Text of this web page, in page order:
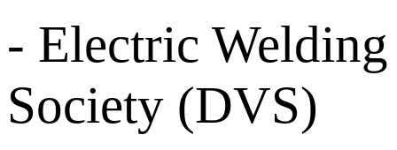
- Electric
Society (DVS)